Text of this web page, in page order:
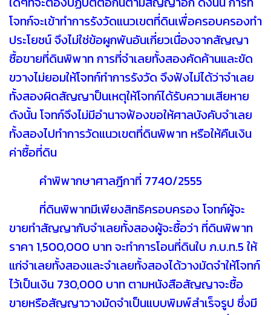
โจทก์จะเข้าทำการรังวัดแนวเขตที่ดินเพื่อครอบครองทำ
ประโยชน์ จึงไม่ใช่ข้อผูกพันอันเกี่ยวเนื่องจากสัญญา
ซื้อขายที่ดินพิพาท การที่จำเลยทั้งสองคัดค้านและขัด
ขวางไม่ยอมให้โจทก์ทำการรังวัด จึงฟังไม่ได้ว่าจำเลย
ทั้งสองผิดสัญญาป็นเหตุให้โจทก์ได้รับความเสียหาย
ดังนั้น โจทก์จึงไม่มีอำนาจฟ้องขอให้ศาลบังคับจำเลย
ทั้งสองไปทำการวัดแนวเขตที่ดินพิพาท หรือให้คืนเงิน
ค่าซื้อที่ดิน
คำพิพากษาศาลฎีกาที่ 7740/2555
ที่ดินพิพาทมีเพียงสิทธิครอบครอง โจทก์ผู้จะ
ขายทำสัญญากับจำเลยทั้งสองผู้จะซื้อว่า ที่ดินพิพาท
ราคา 1,500,000 บาท จะทำการโอนที่ดินใบ ภ.บ.ท.5 ให้
แก่จำเลยทั้งสองและจำเลยทั้งสองได้วางมัดจำให้โจทก์
ไว้เป็นเงิน 730,000 บาท ตามหนังสือสัญญาจะซื้อ
ขายหรือสัญญาวางมัดจำเป็นแบบพิมพ์สำเร็จรูป ซึ่งมี